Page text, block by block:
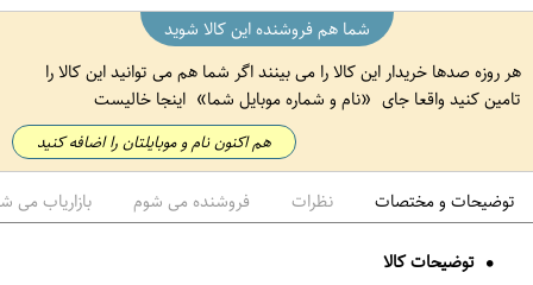
شما هم فروشنده این کالا شوید
هر روزه صدها خریدار این کالا را می بینند اگر شما هم می توانید این کالا را
تامین کنید واقعا جای
نام و شماره موبایل شما اینجا خالیست
هم اکنون نام و موبایلتان را اضافه کنید
توضیحات و مختصات نظرات فروشنده می شوم بازاریاب می
توضیحات کالا